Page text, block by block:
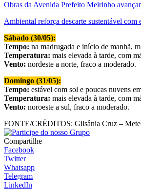
Obras da Avenida Prefeito Meirinho
Ambiental reforça descarte sustentável
Sábado (30/05):
Tempo: na madrugada e início de manhã,
Temperatura: mais elevada à tarde, com
Vento: nordeste a norte, fraco a moderado.
Domingo (31/05):
Tempo: estável com sol e poucas nuvens
Temperatura: mais elevada à tarde, com
Vento: noroeste a sul, fraco a moderado.
FONTE/CRÉDITOS: Gilsânia Cruz –
Compartilhe
Facebook
Twitter
Whatsapp
Telegram
LinkedIn